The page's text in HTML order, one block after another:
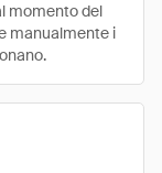
momento del
manualmente i